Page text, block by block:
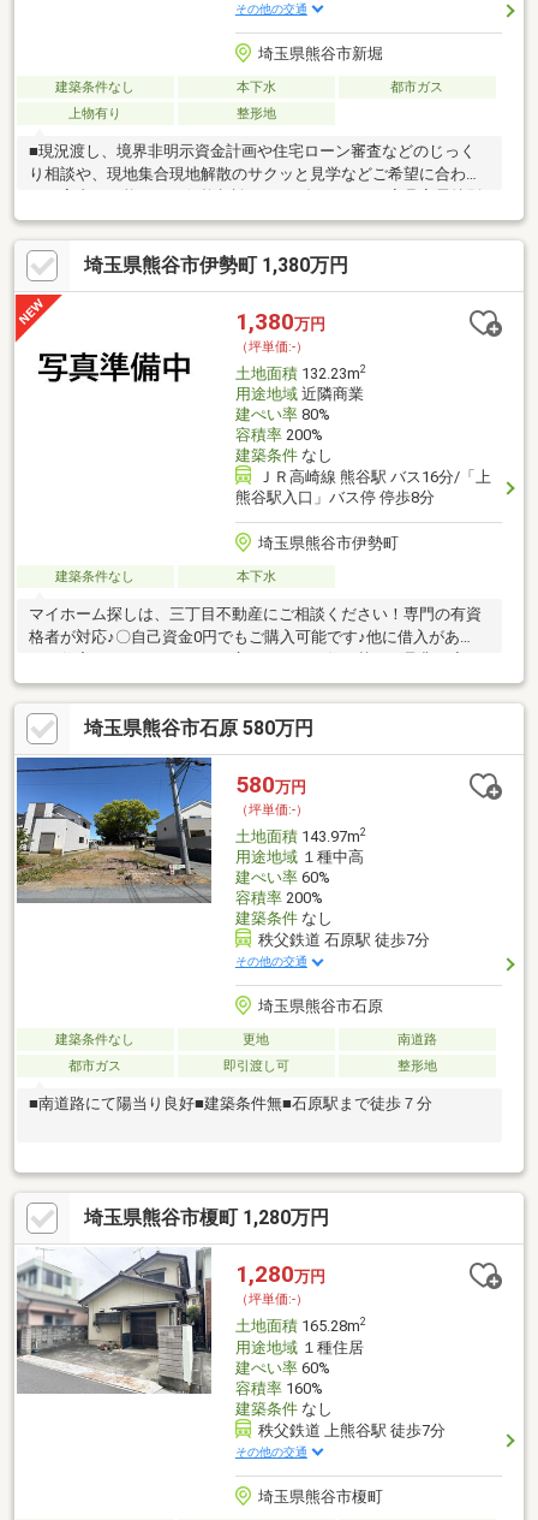
その他の交通
埼玉県熊谷市新堀
建築条件なし 本下水
都市ガス
上物有り
整形地
■現況渡し、境界非明示資金計画や住宅ローン審査などのじっく
り相談や、現地集合現地解散のサクッと見学などご希望に合わせ
割引などお得な情報盛りだくさん♪
埼玉県熊谷市伊勢町 1,380万円
1,380万円
（坪単価:-）
土地面積132.23m2
用途地域近隣商業
建ぺい率80%
容積率200%
建築条件なし
ＪＲ高崎線 熊谷駅 バス16分/「上
熊谷駅入口」バス停 停歩8分
埼玉県熊谷市伊勢町
建築条件なし 本下水
マイホーム探しは、三丁目不動産にご相談ください！専門の有資
格者が対応♪〇自己資金0円でもご購入可能です♪他に借入があ
相談下さい！お悩みやご相談お伺いします！〇一回で市場の全て
の物件をご紹介可能です♪未公開物件アリ！一回の電話で市場の全
ての見学可能です！〇三丁目不動産の強み！オンライン内見、IT
重説対応！LINE・メールにて24時間、365日対応可能！地域の多
くの金融機関との取引実績有。弁護士、その他士業と連携し専門
的なご相談も可能です。(株)三丁目不動産【048-578-4822】熊谷
市円光1丁目3-16
埼玉県熊谷市石原 580万円
580万円
（坪単価:-）
土地面積143.97m2
用途地域１種中高
建ぺい率60%
容積率200%
建築条件なし
秩父鉄道 石原駅 徒歩7分
その他の交通
埼玉県熊谷市石原
建築条件なし 更地
南道路
都市ガス
即引渡し可 整形地
■南道路にて陽当り良好■建築条件無■石原駅まで徒歩７分
埼玉県熊谷市榎町 1,280万円
1,280万円
（坪単価:-）
土地面積165.28m2
用途地域１種住居
建ぺい率60%
容積率160%
建築条件なし
秩父鉄道 上熊谷駅 徒歩7分
その他の交通
埼玉県熊谷市榎町